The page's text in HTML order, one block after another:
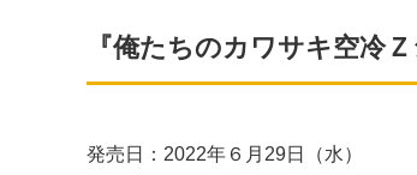
『俺たちのカワサキ空冷
発売日：2022年６月29日（水）